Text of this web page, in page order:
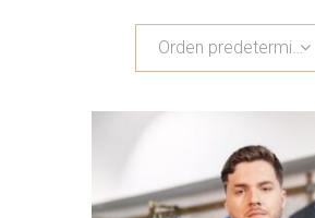
Orden predeterminado